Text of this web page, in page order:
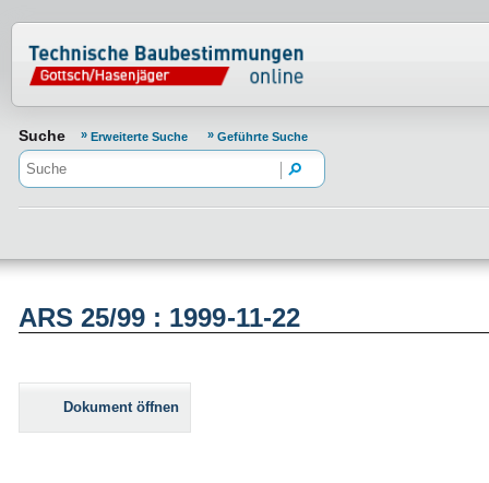
Normenportal Barrierefreiheit
Suche Erweiterte Suche Geführte Suche
ARS 25/99 : 1999-11-22
Dokument öffnen